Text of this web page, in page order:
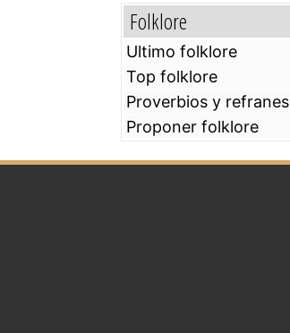
Folklore
Ultimo folklore
Top folklore
Proverbios y refranes
Proponer folklore